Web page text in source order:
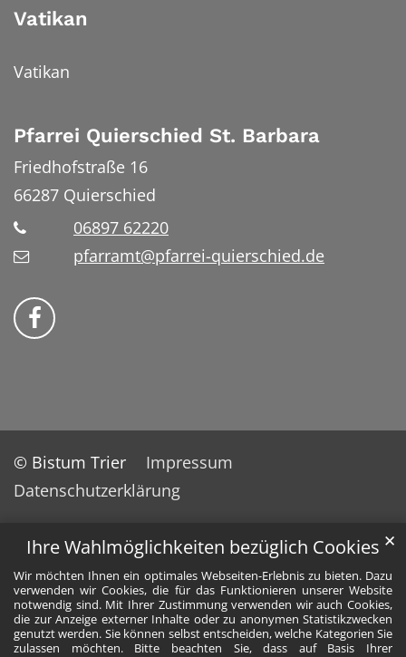
Ihre Wahlmöglichkeiten bezüglich Cookies
Wir möchten Ihnen ein optimales Webseiten-Erlebnis zu bieten. Dazu
verwenden wir Cookies, die für das Funktionieren unserer Website
notwendig sind. Mit Ihrer Zustimmung verwenden wir auch Cookies,
die zur Anzeige externer Inhalte oder zu anonymen Statistikzwecken
genutzt werden. Sie können selbst entscheiden, welche Kategorien Sie
zulassen möchten. Bitte beachten Sie, dass auf Basis Ihrer
✕
Vatikan
Vatikan
Pfarrei Quierschied St. Barbara
Friedhofstraße 16
66287 Quierschied
06897 62220
pfarramt@pfarrei-quierschied.de
Bistum Trier auf Facebook
© Bistum Trier
Impressum
Datenschutzerklärung